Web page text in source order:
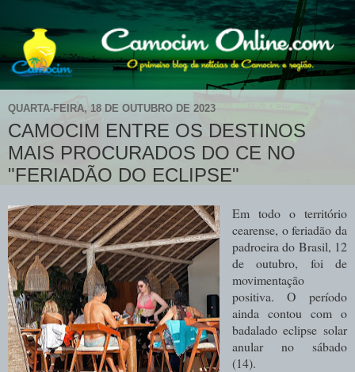
QUARTA-FEIRA, 18 DE OUTUBRO DE 2023
CAMOCIM ENTRE OS DESTINOS
MAIS PROCURADOS DO CE NO
"FERIADÃO DO ECLIPSE"
Em todo o território
cearense, o feriadão da
padroeira do Brasil, 12
de outubro, foi de
movimentação
positiva. O período
ainda contou com o
badalado eclipse solar
anular no sábado
(14).